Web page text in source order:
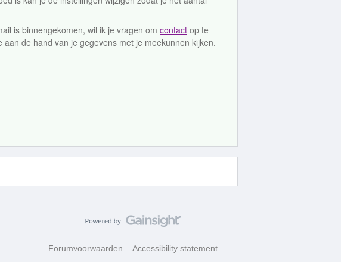
is binnengekomen, wil ik je vragen om contact op te
de hand van je gegevens met je meekunnen kijken.
Forumvoorwaarden Accessibility statement